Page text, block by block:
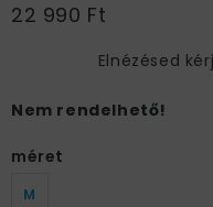
22 990 Ft
Elnézésed
Nem rendelhető!
méret
M